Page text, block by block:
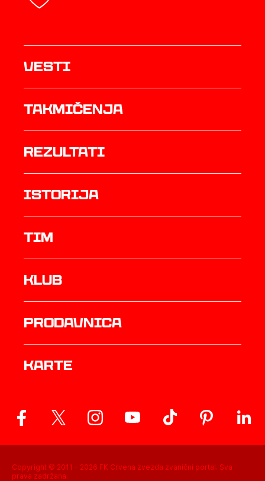
Vesti
Takmičenja
rezultati
istorija
TIM
Klub
prodavnica
Karte
Copyright © 2011 - 2026 FK Crvena zvezda zvanični portal. Sva
prava zadržana.